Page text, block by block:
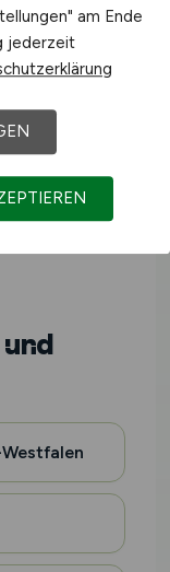
sich an
– vom
am Ende
jederzeit